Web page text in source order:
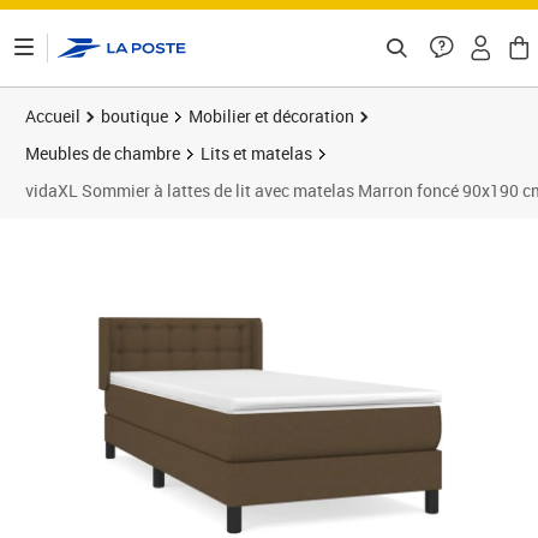
Accueil boutique
Mobilier et décoration
Meubles de chambre
Lits et matelas
vidaXL Sommier à lattes de lit avec matelas Marron foncé 90x190